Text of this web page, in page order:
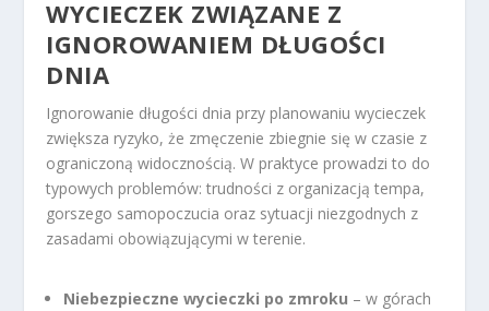
WYCIECZEK ZWIĄZANE Z
IGNOROWANIEM DŁUGOŚCI
DNIA
Ignorowanie długości dnia przy planowaniu wycieczek
zwiększa ryzyko, że zmęczenie zbiegnie się w czasie z
ograniczoną widocznością. W praktyce prowadzi to do
typowych problemów: trudności z organizacją tempa,
gorszego samopoczucia oraz sytuacji niezgodnych z
zasadami obowiązującymi w terenie.
Niebezpieczne wycieczki po zmroku – w górach